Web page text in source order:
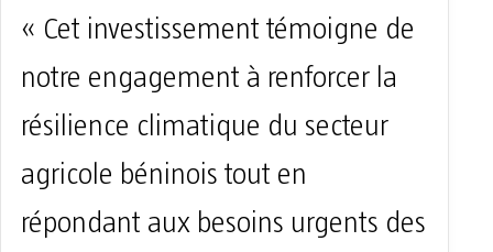
« Cet investissement témoigne de
notre engagement à renforcer la
résilience climatique du secteur
agricole béninois tout en
répondant aux besoins urgents des